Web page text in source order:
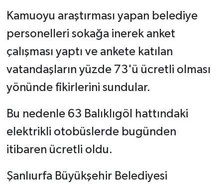
Kamuoyu araştırması yapan belediye
personelleri sokağa inerek anket
çalışması yaptı ve ankete katılan
vatandaşların yüzde 73'ü ücretli olması
yönünde fikirlerini sundular.
Bu nedenle 63 Balıklıgöl hattındaki
elektrikli otobüslerde bugünden
itibaren ücretli oldu.
Şanlıurfa Büyükşehir Belediyesi